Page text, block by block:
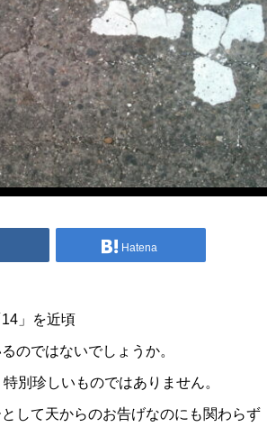
Hatena
」を近頃
のではないでしょうか。
別珍しいものではありません。
して天からのお告げなのにも関わらず